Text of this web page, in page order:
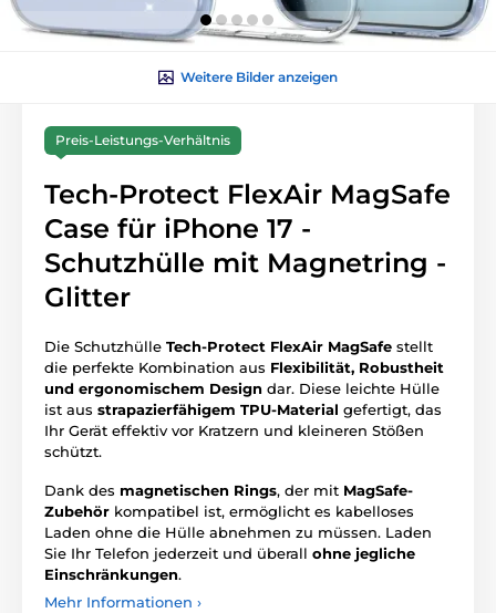
Weitere Bilder anzeigen
Preis-Leistungs-Verhältnis
Tech-Protect FlexAir MagSafe
Case für iPhone 17 -
Schutzhülle mit Magnetring -
Glitter
Die Schutzhülle Tech-Protect FlexAir MagSafe stellt
die perfekte Kombination aus Flexibilität, Robustheit
und ergonomischem Design dar. Diese leichte Hülle
ist aus strapazierfähigem TPU-Material gefertigt, das
Ihr Gerät effektiv vor Kratzern und kleineren Stößen
schützt.
Dank des magnetischen Rings, der mit MagSafe-
Zubehör kompatibel ist, ermöglicht es kabelloses
Laden ohne die Hülle abnehmen zu müssen. Laden
Sie Ihr Telefon jederzeit und überall ohne jegliche
Einschränkungen.
Mehr Informationen ›